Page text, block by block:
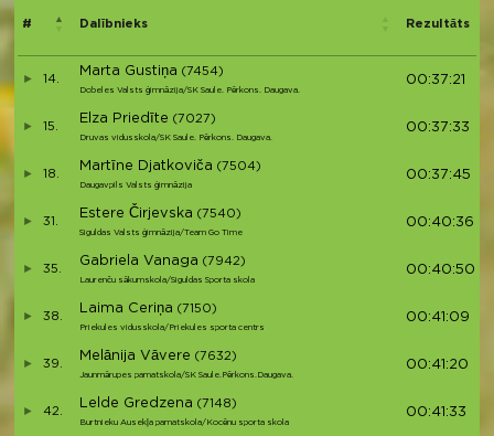
# Dalībnieks Rezultāts
14.
Marta Gustiņa (7454)
Dobeles Valsts ģimnāzija/SK Saule. Pērkons. Daugava.
00:37:21
15.
Elza Priedīte (7027)
Druvas vidusskola/SK Saule. Pērkons. Daugava.
00:37:33
18.
Martīne Djatkoviča (7504)
Daugavpils Valsts ģimnāzija
00:37:45
31.
Estere Čirjevska (7540)
Siguldas Valsts ģimnāzija/Team Go Time
00:40:36
35.
Gabriela Vanaga (7942)
Laurenču sākumskola/Siguldas Sporta skola
00:40:50
38.
Laima Ceriņa (7150)
Priekules vidusskola/Priekules sporta centrs
00:41:09
39.
Melānija Vāvere (7632)
Jaunmārupes pamatskola/SK Saule.Pērkons.Daugava.
00:41:20
42.
Lelde Gredzena (7148)
Burtnieku Ausekļa pamatskola/Kocēnu sporta skola
00:41:33